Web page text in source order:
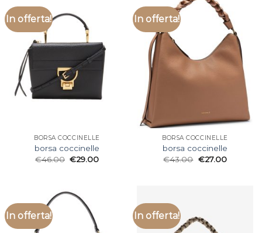
In offerta!
BORSA COCCINELLE
borsa coccinelle
€46.00 €29.00
In offerta!
BORSA COCCINELLE
borsa coccinelle
€43.00 €27.00
In offerta! In offerta!